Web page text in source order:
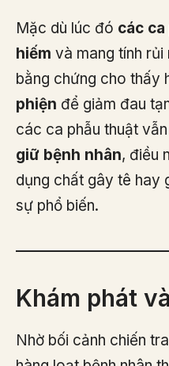
Mặc dù lúc đó các
hiếm và mang tính
bằng chứng cho thấy
phiện để giảm đau
các ca phẫu thuật
giữ bệnh nhân, điều
dụng chất gây tê hay
sự phổ biến.
Khám phát
Nhờ bối cảnh chiến